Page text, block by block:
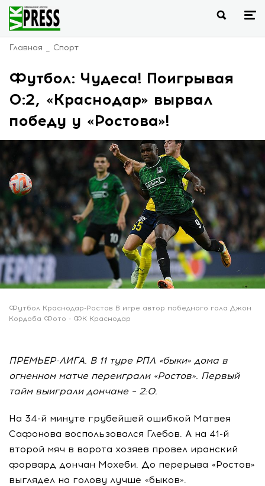
Главная Спорт
Футбол: Чудеса! Поигрывая
0:2, «Краснодар» вырвал
победу у «Ростова»!
Футбол Краснодар-Ростов В игре автор победного гола Джон
Кордоба Фото - ФК Краснодар
ПРЕМЬЕР-ЛИГА. В 11 туре РПЛ «быки» дома в
огненном матче переиграли «Ростов». Первый
тайм выиграли дончане – 2:0.
На 34-й минуте грубейшей ошибкой Матвея
Сафонова воспользовался Глебов. А на 41-й
второй мяч в ворота хозяев провел иранский
форвард дончан Мохеби. До перерыва «Ростов»
выглядел на голову лучше «быков».